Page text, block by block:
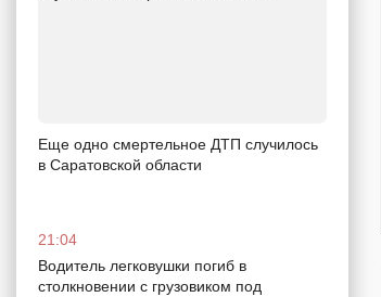
Еще одно смертельное ДТП случилось
в Саратовской области
21:04
Водитель легковушки погиб в
столкновении с грузовиком под